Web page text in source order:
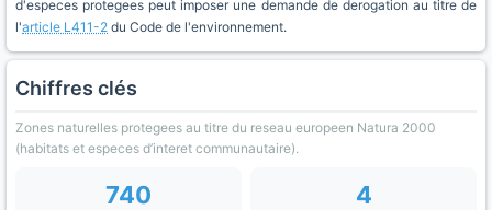
d'especes protegees peut imposer une demande de derogation au titre de
l'article L411-2 du Code de l'environnement.
Chiffres clés
Zones naturelles protegees au titre du reseau europeen Natura 2000
(habitats et especes d’interet communautaire).
740 4